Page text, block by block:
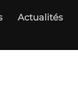
Actualités